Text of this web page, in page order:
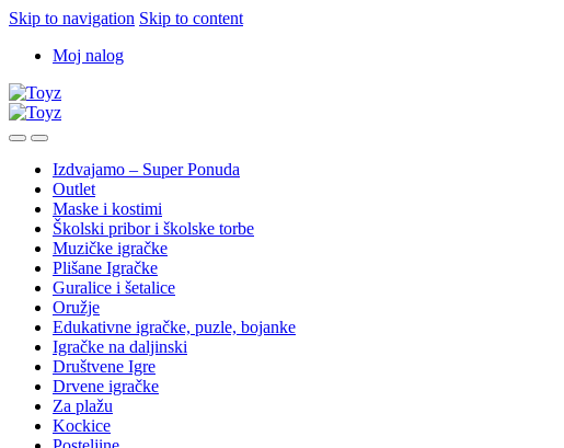
Skip to navigation Skip to content
Moj nalog
Izdvajamo – Super Ponuda
Outlet
Maske i kostimi
Školski pribor i školske torbe
Muzičke igračke
Plišane Igračke
Guralice i šetalice
Oružje
Edukativne igračke, puzle, bojanke
Igračke na daljinski
Društvene Igre
Drvene igračke
Za plažu
Kockice